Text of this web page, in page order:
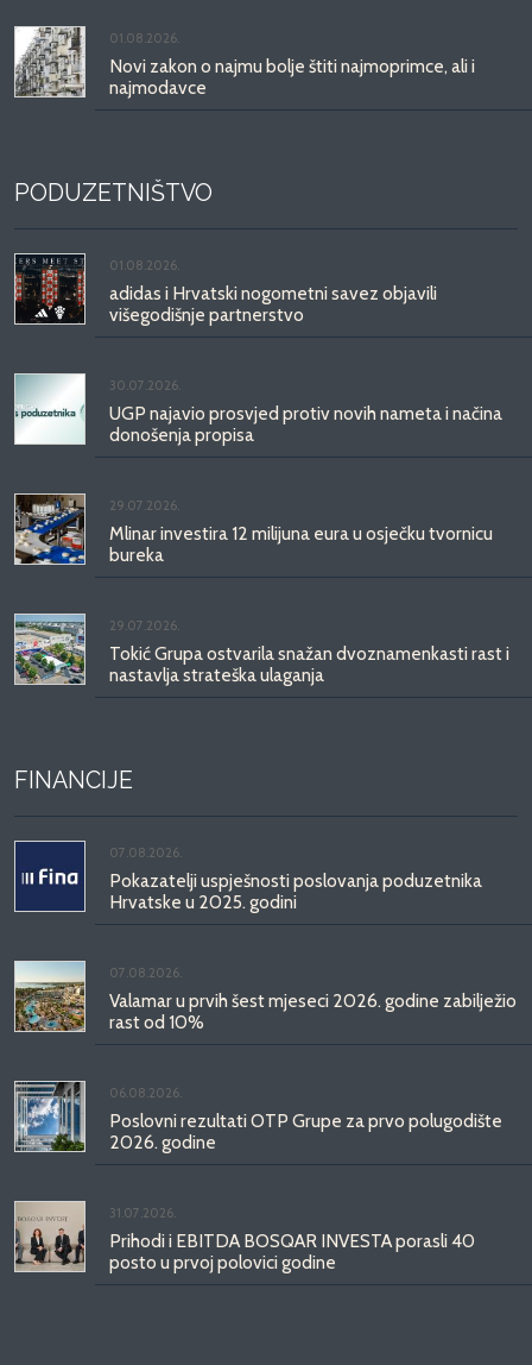
01.08.2026.
Novi zakon o najmu bolje štiti najmoprimce, ali i
najmodavce
PODUZETNIŠTVO
01.08.2026.
adidas i Hrvatski nogometni savez objavili
višegodišnje partnerstvo
30.07.2026.
UGP najavio prosvjed protiv novih nameta i načina
donošenja propisa
29.07.2026.
Mlinar investira 12 milijuna eura u osječku tvornicu
bureka
29.07.2026.
Tokić Grupa ostvarila snažan dvoznamenkasti rast i
nastavlja strateška ulaganja
FINANCIJE
07.08.2026.
Pokazatelji uspješnosti poslovanja poduzetnika
Hrvatske u 2025. godini
07.08.2026.
Valamar u prvih šest mjeseci 2026. godine zabilježio
rast od 10%
06.08.2026.
Poslovni rezultati OTP Grupe za prvo polugodište
2026. godine
31.07.2026.
Prihodi i EBITDA BOSQAR INVESTA porasli 40
posto u prvoj polovici godine